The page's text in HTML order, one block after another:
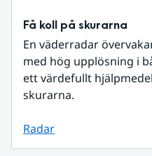
Få koll på skurarna
En väderradar
med hög upplösning i
ett värdefullt
skurarna.
Radar